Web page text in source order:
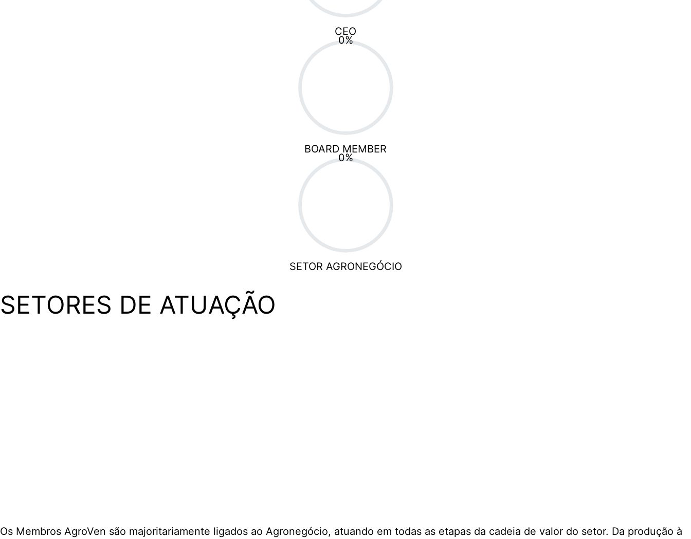
CEO
0%
BOARD MEMBER
0%
SETOR AGRONEGÓCIO
SETORES DE ATUAÇÃO
Os Membros AgroVen são majoritariamente ligados ao Agronegócio, atuando em todas as etapas da cadeia de valor do setor. Da produção à